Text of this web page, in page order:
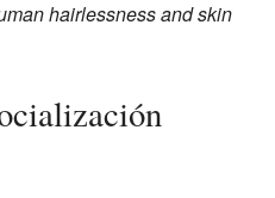
hairlessness and skin